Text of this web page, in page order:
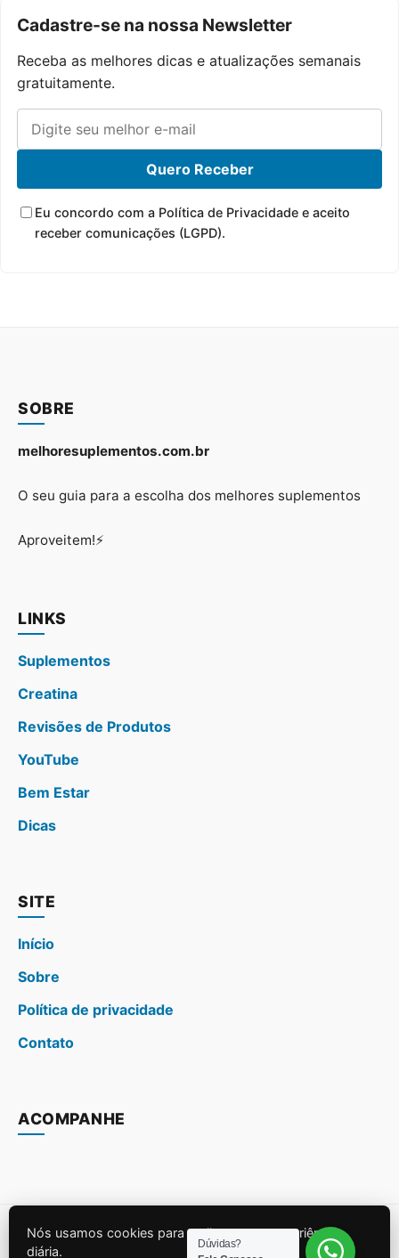
Cadastre-se na nossa Newsletter
Receba as melhores dicas e atualizações semanais
gratuitamente.
Quero Receber
Eu concordo com a Política de Privacidade e aceito
receber comunicações (LGPD).
SOBRE
melhoresuplementos.com.br
O seu guia para a escolha dos melhores suplementos
Aproveitem!⚡
LINKS
Suplementos
Creatina
Revisões de Produtos
YouTube
Bem Estar
Dicas
SITE
Início
Sobre
Política de privacidade
Contato
ACOMPANHE
© 2026melhoresuplementos.com.br
. Todos os direitos
Dúvidas?
Nós usamos cookies para melhorar sua experiência
diária.